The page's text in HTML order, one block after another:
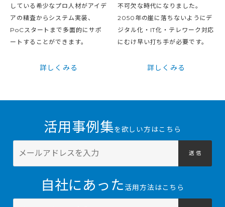
している希少なプロ人材がアイデ
アの精査からシステム実装、
PoCスタートまで多面的にサポ
ートすることができます。
詳しくみる
不可欠な時代になりました。
2050年の崖に落ちないようにデ
ジタル化・IT化・テレワーク対応
にむけ早い打ち手が必要です。
詳しくみる
活用事例集を欲しい方はこちら
送 信
自社にあった 活用方法はこちら